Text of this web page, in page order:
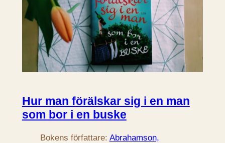
Hur man förälskar sig i en man
som bor i en buske
Bokens författare: Abrahamson,